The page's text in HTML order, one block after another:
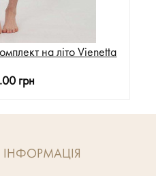
на літо Vienetta
грн
ІНФОРМАЦІЯ